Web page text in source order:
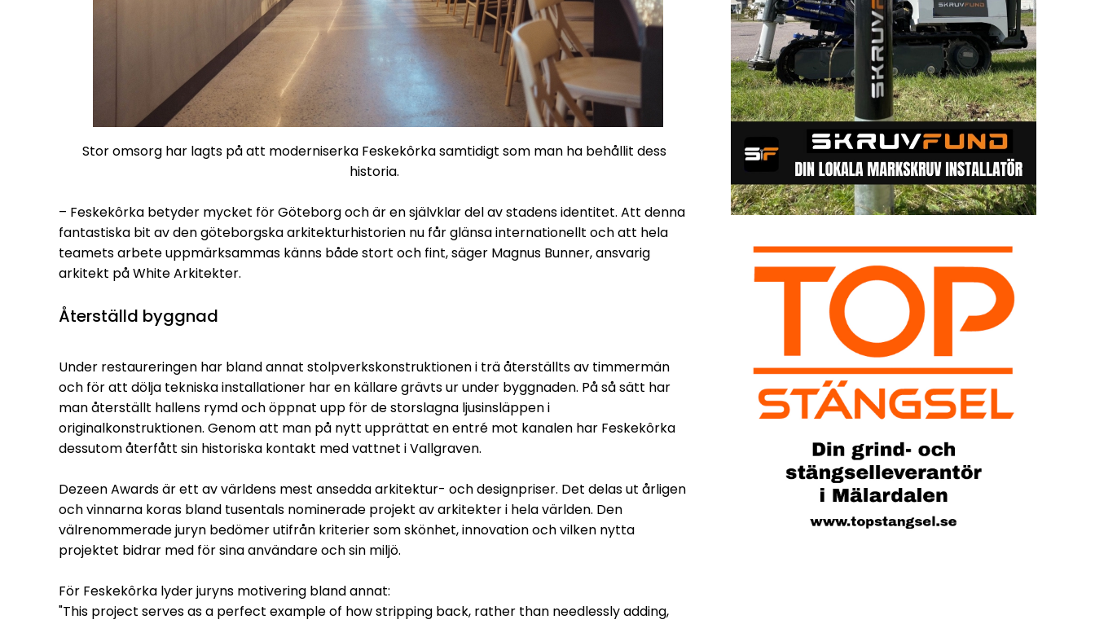
Sök
Stor omsorg har lagts på att moderniserka Feskekôrka samtidigt som man ha behållit dess
historia.
– Feskekôrka betyder mycket för Göteborg och är en självklar del av stadens identitet. Att denna
fantastiska bit av den göteborgska arkitekturhistorien nu får glänsa internationellt och att hela
teamets arbete uppmärksammas känns både stort och fint, säger Magnus Bunner, ansvarig
arkitekt på White Arkitekter.
Återställd byggnad
Under restaureringen har bland annat stolpverkskonstruktionen i trä återställts av timmermän
och för att dölja tekniska installationer har en källare grävts ur under byggnaden. På så sätt har
man återställt hallens rymd och öppnat upp för de storslagna ljusinsläppen i
originalkonstruktionen. Genom att man på nytt upprättat en entré mot kanalen har Feskekôrka
dessutom återfått sin historiska kontakt med vattnet i Vallgraven.
Dezeen Awards är ett av världens mest ansedda arkitektur- och designpriser. Det delas ut årligen
och vinnarna koras bland tusentals nominerade projekt av arkitekter i hela världen. Den
välrenommerade juryn bedömer utifrån kriterier som skönhet, innovation och vilken nytta
projektet bidrar med för sina användare och sin miljö.
För Feskekôrka lyder juryns motivering bland annat:
"This project serves as a perfect example of how stripping back, rather than needlessly adding,